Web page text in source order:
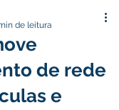
de rede
e
de leitura